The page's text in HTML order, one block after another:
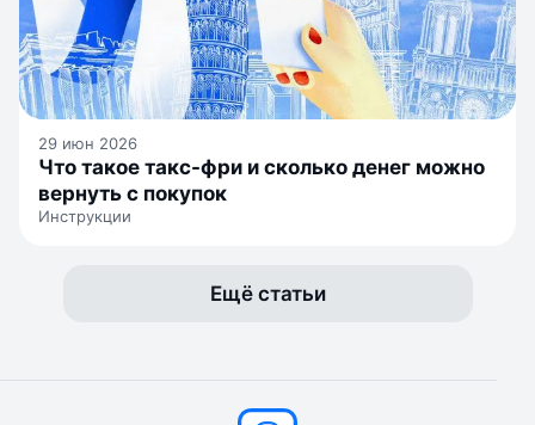
29 июн 2026
Что такое такс-фри и сколько денег можно
вернуть с покупок
Инструкции
Ещё статьи